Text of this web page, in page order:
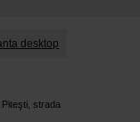
desktop
strada